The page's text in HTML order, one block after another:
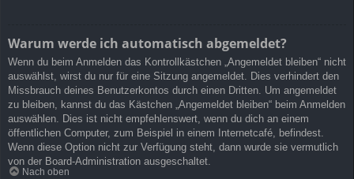
Warum werde ich automatisch abgemeldet?
Wenn du beim Anmelden das Kontrollkästchen „Angemeldet bleiben“ nicht
auswählst, wirst du nur für eine Sitzung angemeldet. Dies verhindert den
Missbrauch deines Benutzerkontos durch einen Dritten. Um angemeldet
zu bleiben, kannst du das Kästchen „Angemeldet bleiben“ beim Anmelden
auswählen. Dies ist nicht empfehlenswert, wenn du dich an einem
öffentlichen Computer, zum Beispiel in einem Internetcafé, befindest.
Wenn diese Option nicht zur Verfügung steht, dann wurde sie vermutlich
von der Board-Administration ausgeschaltet.
Nach oben